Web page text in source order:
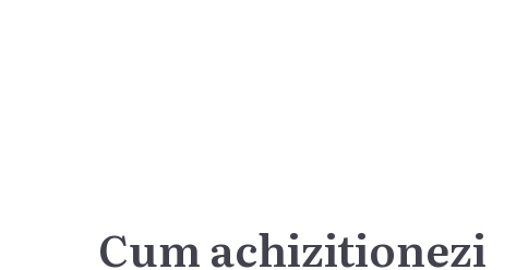
Cum achizitionezi